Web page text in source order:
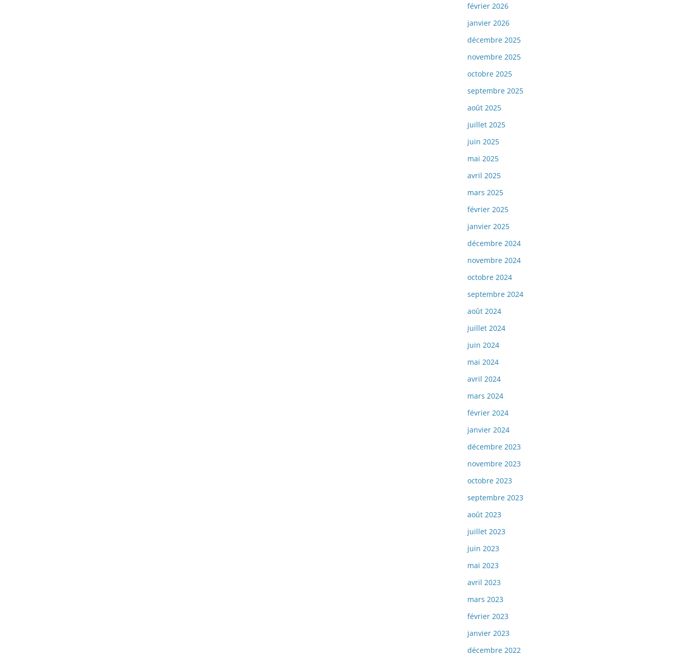
février 2026
janvier 2026
décembre 2025
novembre 2025
octobre 2025
septembre 2025
août 2025
juillet 2025
juin 2025
mai 2025
avril 2025
mars 2025
février 2025
janvier 2025
décembre 2024
novembre 2024
octobre 2024
septembre 2024
août 2024
juillet 2024
juin 2024
mai 2024
avril 2024
mars 2024
février 2024
janvier 2024
décembre 2023
novembre 2023
octobre 2023
septembre 2023
août 2023
juillet 2023
juin 2023
mai 2023
avril 2023
mars 2023
février 2023
janvier 2023
décembre 2022